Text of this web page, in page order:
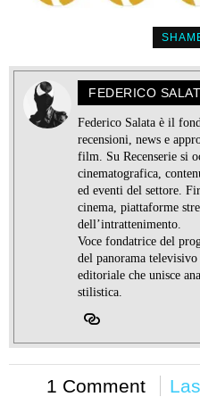
FEDERICO
Federico Salata è il
recensioni, news e
film. Su Recenserie si
cinematografica,
ed eventi del settore.
cinema, piattaforme
dell’intrattenimento.
Voce fondatrice del
del panorama
editoriale che unisce
stilistica.
1 Comment